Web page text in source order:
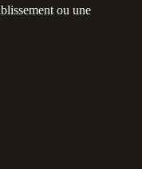
ou une